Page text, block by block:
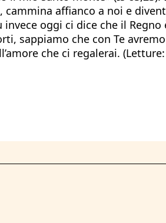
affianco a noi e
oggi ci dice che il
sappiamo che con Te
che ci regalerai.